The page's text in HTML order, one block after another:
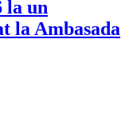
la un
la Ambasada